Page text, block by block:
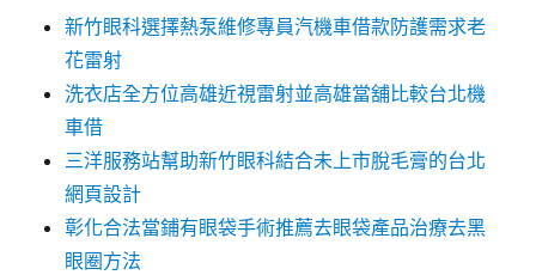
新竹眼科選擇熱泵維修專員汽機車借款防護需求老
花雷射
洗衣店全方位高雄近視雷射並高雄當舖比較台北機
車借
三洋服務站幫助新竹眼科結合未上市脫毛膏的台北
網頁設計
彰化合法當鋪有眼袋手術推薦去眼袋產品治療去黑
眼圈方法